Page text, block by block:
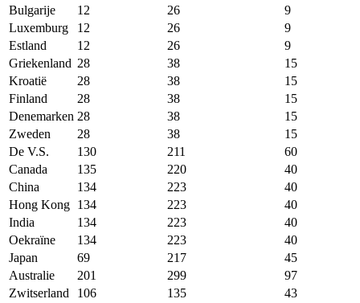
Bulgarije
12 26
9
Luxemburg
12 26
9
Estland
12 26
9
Griekenland 28 38
15
Kroatië
28 38
15
Finland
28 38
15
Denemarken 28 38
15
Zweden
28 38
15
De V.S.
130 211
60
Canada
135 220
40
China
134 223
40
Hong Kong 134 223
40
India
134 223
40
Oekraïne
134 223
40
Japan
69 217
45
Australie
201 299
97
Zwitserland
106 135
43